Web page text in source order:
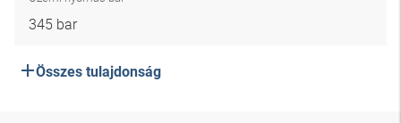
345 bar
Összes tulajdonság